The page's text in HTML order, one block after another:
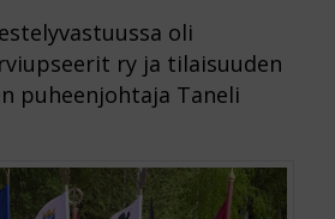
oli
ry ja tilaisuuden
puheenjohtaja Taneli